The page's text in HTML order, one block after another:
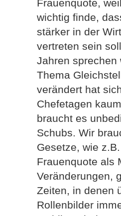
Frauenquote,
wichtig finde,
stärker in der
vertreten sein
Jahren sprechen
Thema
verändert hat
Chefetagen
braucht es
Schubs. Wir
Gesetze, wie
Frauenquote als
Veränderungen,
Zeiten, in denen
Rollenbilder